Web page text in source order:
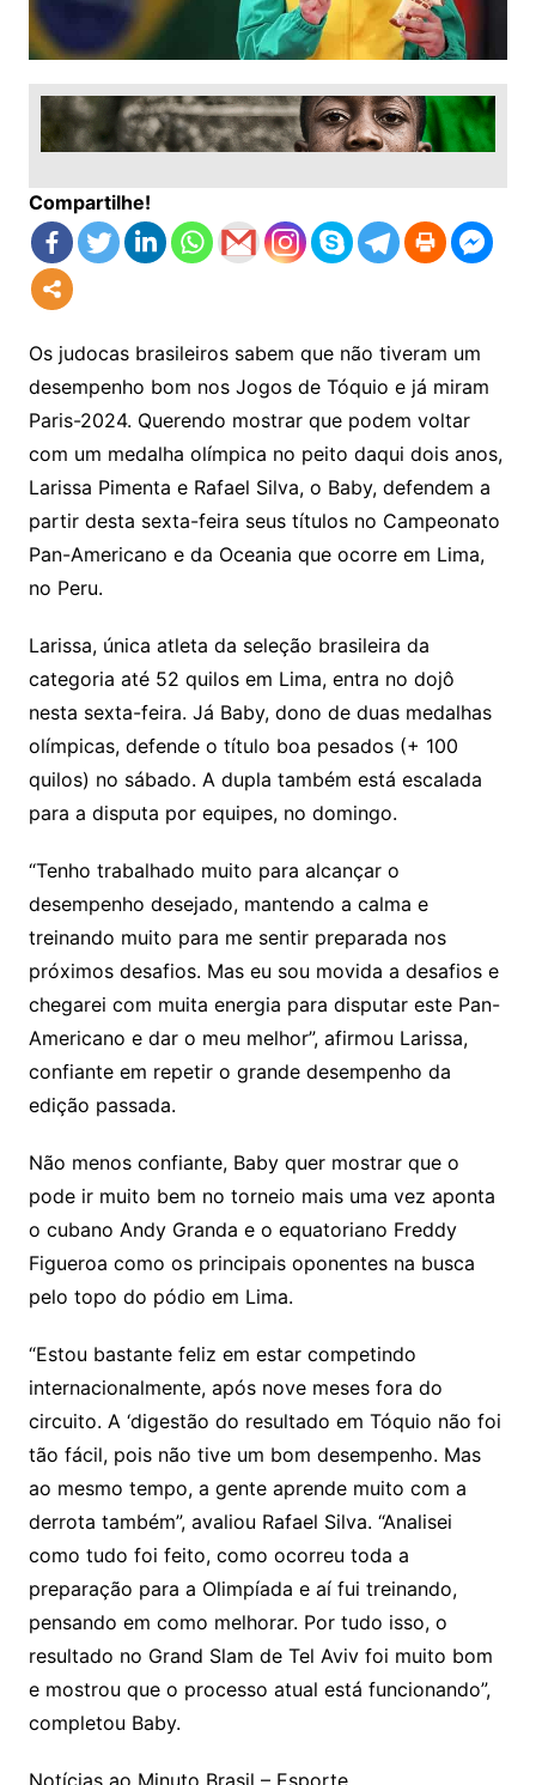
Compartilhe!
Os judocas brasileiros sabem que não tiveram um
desempenho bom nos Jogos de Tóquio e já miram
Paris-2024. Querendo mostrar que podem voltar
com um medalha olímpica no peito daqui dois anos,
Larissa Pimenta e Rafael Silva, o Baby, defendem a
partir desta sexta-feira seus títulos no Campeonato
Pan-Americano e da Oceania que ocorre em Lima,
no Peru.
Larissa, única atleta da seleção brasileira da
categoria até 52 quilos em Lima, entra no dojô
nesta sexta-feira. Já Baby, dono de duas medalhas
olímpicas, defende o título boa pesados (+ 100
quilos) no sábado. A dupla também está escalada
para a disputa por equipes, no domingo.
“Tenho trabalhado muito para alcançar o
desempenho desejado, mantendo a calma e
treinando muito para me sentir preparada nos
próximos desafios. Mas eu sou movida a desafios e
chegarei com muita energia para disputar este Pan-
Americano e dar o meu melhor”, afirmou Larissa,
confiante em repetir o grande desempenho da
edição passada.
Não menos confiante, Baby quer mostrar que o
pode ir muito bem no torneio mais uma vez aponta
o cubano Andy Granda e o equatoriano Freddy
Figueroa como os principais oponentes na busca
pelo topo do pódio em Lima.
“Estou bastante feliz em estar competindo
internacionalmente, após nove meses fora do
circuito. A ‘digestão do resultado em Tóquio não foi
tão fácil, pois não tive um bom desempenho. Mas
ao mesmo tempo, a gente aprende muito com a
derrota também”, avaliou Rafael Silva. “Analisei
como tudo foi feito, como ocorreu toda a
preparação para a Olimpíada e aí fui treinando,
pensando em como melhorar. Por tudo isso, o
resultado no Grand Slam de Tel Aviv foi muito bom
e mostrou que o processo atual está funcionando”,
completou Baby.